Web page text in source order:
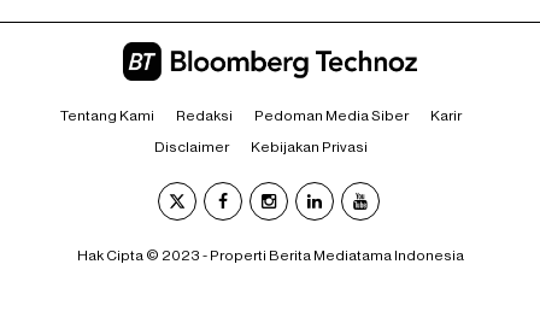
Tentang Kami Redaksi Pedoman Media Siber Karir
Disclaimer Kebijakan Privasi
Hak Cipta © 2023 - Properti Berita Mediatama Indonesia